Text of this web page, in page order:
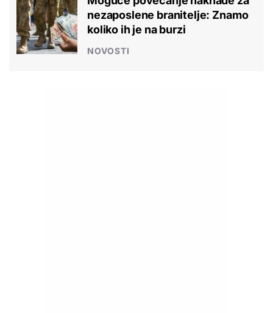
nezaposlene branitelje: Znamo
koliko ih je na burzi
NOVOSTI